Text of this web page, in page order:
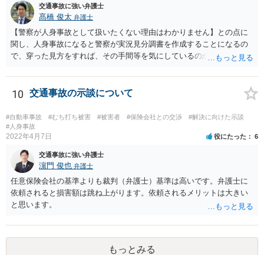
交通事故に強い弁護士
髙橋 俊太 弁護士
【警察が人身事故として扱いたくない理由はわかりません】との点に
関し、人身事故になると警察が実況見分調書を作成することになるの
で、穿った見方をすれば、その手間等を気にしているのかもしれませ
する方が適切だと思います。人身事故にしたからといって、相手方の
罪責等がそれだけで重くなるわけではありません。
10 交通事故の示談について
#自動車事故 #むち打ち被害 #被害者 #保険会社との交渉
#解決に向けた示談
#人身事故
2022年4月7日 役にたった 6
交通事故に強い弁護士
濵門 俊也 弁護士
任意保険会社の基準よりも裁判（弁護士）基準は高いです。弁護士に
依頼されると損害額は跳ね上がります。依頼されるメリットは大きい
と思います。
もっとみる